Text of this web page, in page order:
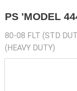
PS 'MODEL
80-08 FLT (STD
(HEAVY DUTY)